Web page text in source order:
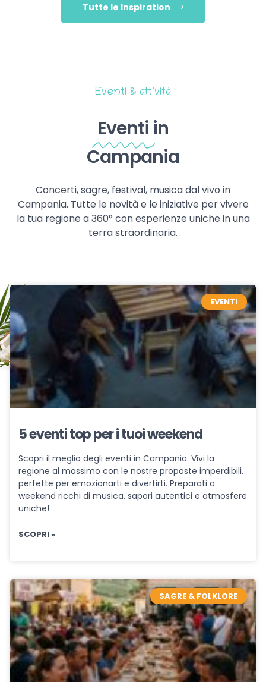
Tutte le Inspiration
Eventi & attività
Eventi in
Campania
Concerti, sagre, festival, musica dal vivo in
Campania. Tutte le novità e le iniziative per vivere
la tua regione a 360° con esperienze uniche in una
terra straordinaria.
EVENTI
5 eventi top per i tuoi weekend
Scopri il meglio degli eventi in Campania. Vivi la
regione al massimo con le nostre proposte imperdibili,
perfette per emozionarti e divertirti. Preparati a
weekend ricchi di musica, sapori autentici e atmosfere
uniche!
SCOPRI »
SAGRE & FOLKLORE